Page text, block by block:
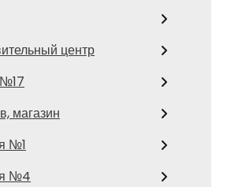
центр
магазин
№1
№4